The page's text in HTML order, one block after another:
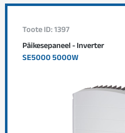
Toote ID: 1397
Päikesepaneel - Inverter
SE5000 5000W